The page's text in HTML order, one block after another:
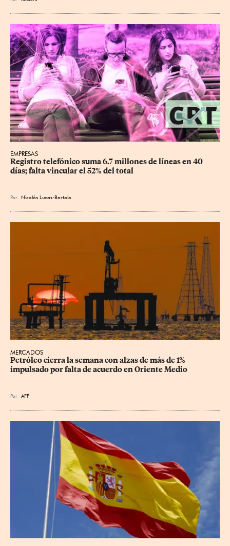
EMPRESAS
Registro telefónico suma 6.7 millones de líneas en 40
días; falta vincular el 52% del total
Por Nicolás Lucas-Bartolo
MERCADOS
Petróleo cierra la semana con alzas de más de 1%
impulsado por falta de acuerdo en Oriente Medio
Por AFP